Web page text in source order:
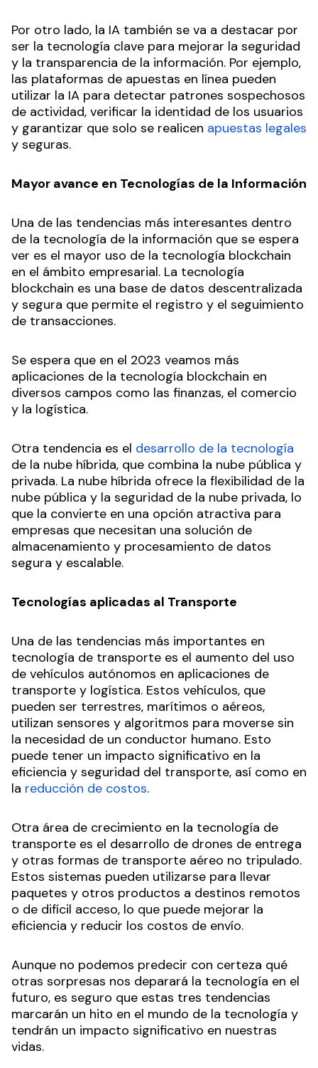
Por otro lado, la IA también se va a destacar por
ser la tecnología clave para mejorar la seguridad
y la transparencia de la información. Por ejemplo,
las plataformas de apuestas en línea pueden
utilizar la IA para detectar patrones sospechosos
de actividad, verificar la identidad de los usuarios
y garantizar que solo se realicen apuestas legales
y seguras.
Mayor avance en Tecnologías de la Información
Una de las tendencias más interesantes dentro
de la tecnología de la información que se espera
ver es el mayor uso de la tecnología blockchain
en el ámbito empresarial. La tecnología
blockchain es una base de datos descentralizada
y segura que permite el registro y el seguimiento
de transacciones.
Se espera que en el 2023 veamos más
aplicaciones de la tecnología blockchain en
diversos campos como las finanzas, el comercio
y la logística.
Otra tendencia es el desarrollo de la tecnología
de la nube híbrida, que combina la nube pública y
privada. La nube híbrida ofrece la flexibilidad de la
nube pública y la seguridad de la nube privada, lo
que la convierte en una opción atractiva para
empresas que necesitan una solución de
almacenamiento y procesamiento de datos
segura y escalable.
Tecnologías aplicadas al Transporte
Una de las tendencias más importantes en
tecnología de transporte es el aumento del uso
de vehículos autónomos en aplicaciones de
transporte y logística. Estos vehículos, que
pueden ser terrestres, marítimos o aéreos,
utilizan sensores y algoritmos para moverse sin
la necesidad de un conductor humano. Esto
puede tener un impacto significativo en la
eficiencia y seguridad del transporte, así como en
la reducción de costos.
Otra área de crecimiento en la tecnología de
transporte es el desarrollo de drones de entrega
y otras formas de transporte aéreo no tripulado.
Estos sistemas pueden utilizarse para llevar
paquetes y otros productos a destinos remotos
o de difícil acceso, lo que puede mejorar la
eficiencia y reducir los costos de envío.
Aunque no podemos predecir con certeza qué
otras sorpresas nos deparará la tecnología en el
futuro, es seguro que estas tres tendencias
marcarán un hito en el mundo de la tecnología y
tendrán un impacto significativo en nuestras
vidas.